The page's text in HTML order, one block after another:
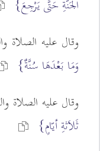
الجَنَّةِ حَتَّى يَرْجِعَ}
وقال عليه الصلاة
وَمَا بَعْدَهَا سُنَّةٌ}
وقال عليه الصلاة
ثَلاَثةِ أيّامٍ}